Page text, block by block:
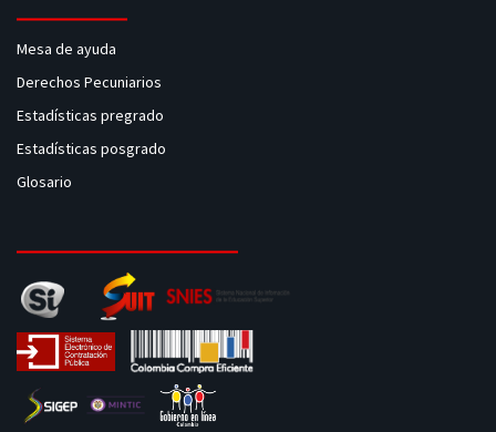
Mesa de ayuda
Derechos Pecuniarios
Estadísticas pregrado
Estadísticas posgrado
Glosario